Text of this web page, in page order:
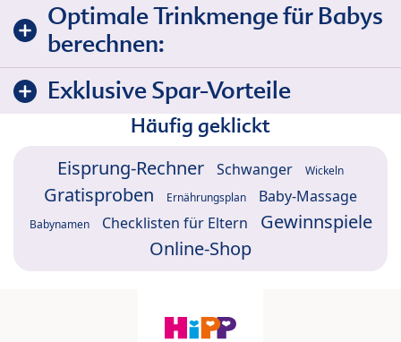
Optimale Trinkmenge für Babys
berechnen:
Exklusive Spar-Vorteile
Häufig geklickt
Eisprung-Rechner Schwanger Wickeln
Gratisproben Ernährungsplan Baby-Massage
Babynamen Checklisten für Eltern
Gewinnspiele
Online-Shop